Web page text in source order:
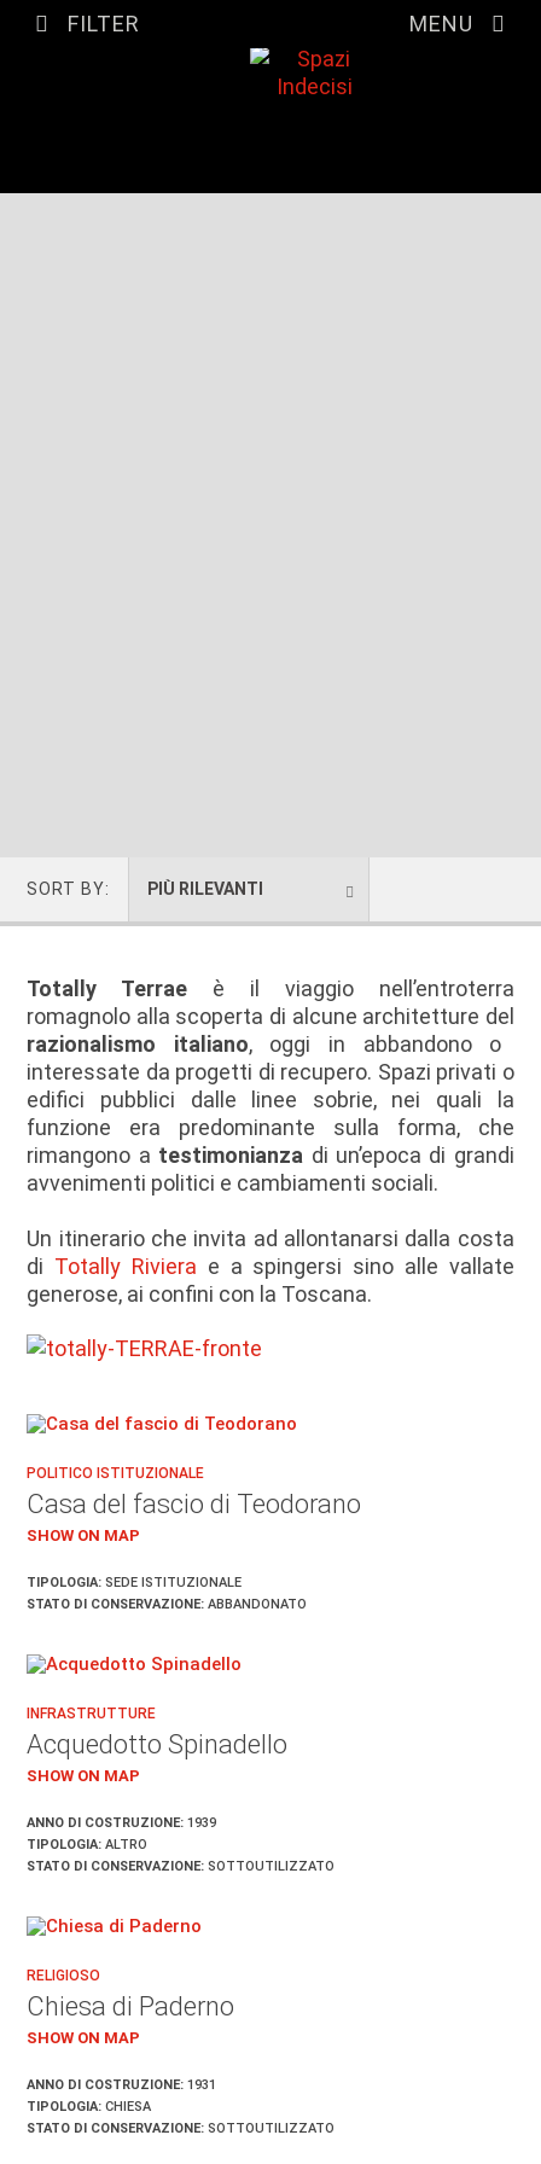
MENU
FILTER
FILTER LISTINGS
SORT BY: PIÙ RILEVANTI
Totally Terrae è il viaggio nell’entroterra
romagnolo alla scoperta di alcune architetture del
razionalismo italiano, oggi in abbandono o
interessate da progetti di recupero. Spazi privati o
edifici pubblici dalle linee sobrie, nei quali la
funzione era predominante sulla forma, che
rimangono a testimonianza di un’epoca di grandi
avvenimenti politici e cambiamenti sociali.
Un itinerario che invita ad allontanarsi dalla costa
di Totally Riviera e a spingersi sino alle vallate
generose, ai confini con la Toscana.
POLITICO ISTITUZIONALE
Casa del fascio di Teodorano
SHOW ON MAP
TIPOLOGIA: SEDE ISTITUZIONALE
STATO DI CONSERVAZIONE: ABBANDONATO
INFRASTRUTTURE
Acquedotto Spinadello
SHOW ON MAP
ANNO DI COSTRUZIONE: 1939
TIPOLOGIA: ALTRO
STATO DI CONSERVAZIONE: SOTTOUTILIZZATO
RELIGIOSO
Chiesa di Paderno
SHOW ON MAP
ANNO DI COSTRUZIONE: 1931
TIPOLOGIA: CHIESA
STATO DI CONSERVAZIONE: SOTTOUTILIZZATO